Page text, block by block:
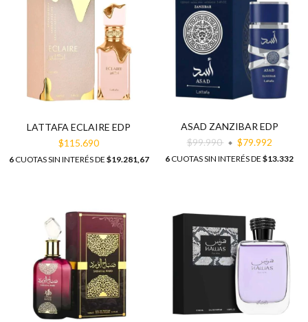
LATTAFA ECLAIRE EDP
$115.690
6CUOTAS SIN INTERÉS DE $19.281,67
ASAD ZANZIBAR EDP
$99.990
$79.992
6 CUOTAS SIN INTERÉS DE $13.332